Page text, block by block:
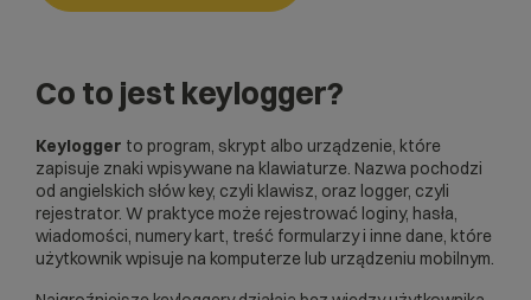
Co to jest keylogger?
Keylogger to program, skrypt albo urządzenie, które
zapisuje znaki wpisywane na klawiaturze. Nazwa pochodzi
od angielskich słów key, czyli klawisz, oraz logger, czyli
rejestrator. W praktyce może rejestrować loginy, hasła,
wiadomości, numery kart, treść formularzy i inne dane, które
użytkownik wpisuje na komputerze lub urządzeniu mobilnym.